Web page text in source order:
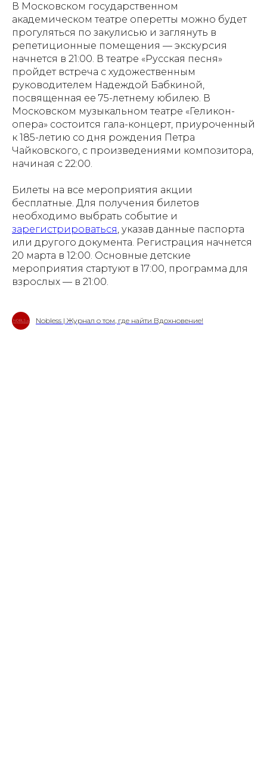
В Московском государственном
академическом театре оперетты можно будет
прогуляться по закулисью и заглянуть в
репетиционные помещения — экскурсия
начнется в 21:00. В театре «Русская песня»
пройдет встреча с художественным
руководителем Надеждой Бабкиной,
посвященная ее 75-летнему юбилею. В
Московском музыкальном театре «Геликон-
опера» состоится гала-концерт, приуроченный
к 185-летию со дня рождения Петра
Чайковского, с произведениями композитора,
начиная с 22:00.
Билеты на все мероприятия акции
бесплатные. Для получения билетов
необходимо выбрать событие и
зарегистрироваться, указав данные паспорта
или другого документа. Регистрация начнется
20 марта в 12:00. Основные детские
мероприятия стартуют в 17:00, программа для
взрослых — в 21:00.
Nobless | Журнал о том, где найти Вдохновение!